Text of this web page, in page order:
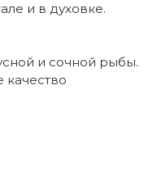
и в духовке.
и сочной рыбы.